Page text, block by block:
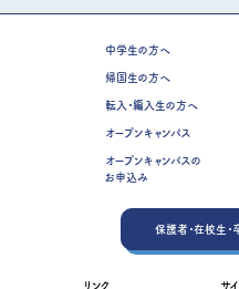
中学生の方へ
帰国生の方へ
転入・編入生の方へ
オープンキャンパス
オープンキャンパスの
お申込み
保護者・在校生
リンク サ